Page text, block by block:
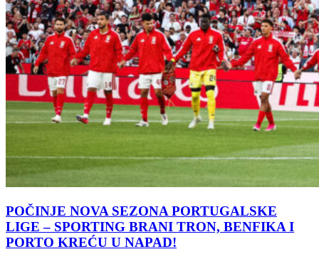
POČINJE NOVA SEZONA PORTUGALSKE
LIGE – SPORTING BRANI TRON, BENFIKA I
PORTO KREĆU U NAPAD!